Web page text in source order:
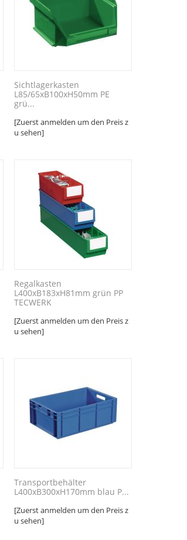
Sichtlagerkasten
L85/65xB100xH50mm PE
grü...
[Zuerst anmelden um den Preis z
u sehen]
Regalkasten
L400xB183xH81mm grün PP
TECWERK
[Zuerst anmelden um den Preis z
u sehen]
Transportbehälter
L400xB300xH170mm blau P...
[Zuerst anmelden um den Preis z
u sehen]